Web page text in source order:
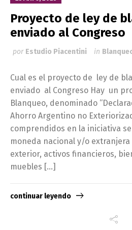
Proyecto de ley de
enviado al Congreso
por Estudio Piacentini in
Cual es el proyecto de ley de
enviado al Congreso Hay un
Blanqueo, denominado
Ahorro Argentino no
comprendidos en la iniciativa
moneda nacional y/o
exterior, activos financieros,
muebles […]
continuar leyendo